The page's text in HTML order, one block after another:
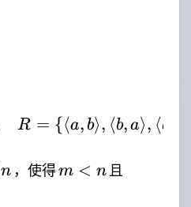
R = {⟨a, b⟩, ⟨b, a⟩, ⟨d
n
n ，使得m
m < n 且